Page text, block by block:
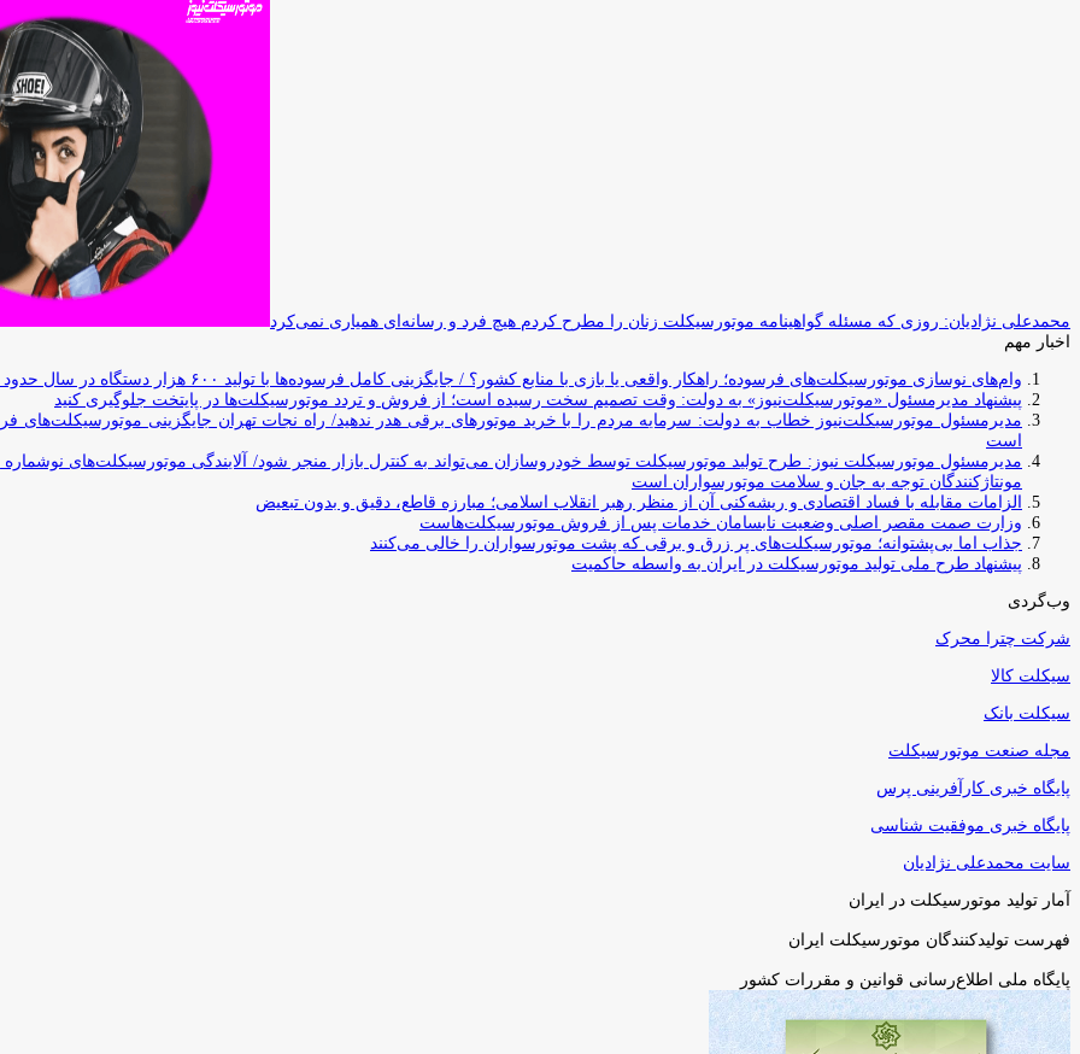
محمدعلی نژادیان: روزی که مسئله گواهینامه موتورسیکلت زنان را مطرح کردم هیچ فرد و رسانه‌ای همیاری نمی‌کرد
اخبار مهم
وام‌های نوسازی موتورسیکلت‌های فرسوده؛ راهکار واقعی یا بازی با منابع کشور؟ / جایگزینی کامل فرسوده‌ها با تولید ۶۰۰ هزار دستگاه در سال حدود ۱۹ سال طول می‌کشد
پیشنهاد مدیرمسئول «موتورسیکلت‌نیوز» به دولت: وقت تصمیم سخت رسیده است؛ از فروش و تردد موتورسیکلت‌ها در پایتخت جلوگیری کنید
مدیرمسئول موتورسیکلت‌نیوز خطاب به دولت: سرمایه مردم را با خرید موتورهای برقی هدر ندهید/ راه نجات تهران جایگزینی موتورسیکلت‌های
است
مدیرمسئول موتورسیکلت نیوز: طرح تولید موتورسیکلت توسط خودروسازان می‌تواند به کنترل بازار منجر شود/ آلایندگی موتورسیکلت‌های
مونتاژکنندگان توجه به جان و سلامت موتورسواران است
الزامات مقابله با فساد اقتصادی و ریشه‌کنی آن از منظر رهبر انقلاب اسلامی؛ مبارزه قاطع، دقیق و بدون تبعیض
وزارت صمت مقصر اصلی وضعیت نابسامان خدمات پس از فروش موتورسیکلت‌هاست
جذاب اما بی‌پشتوانه؛ موتورسیکلت‌های پر زرق‌ و برقی که پشت موتورسواران را خالی می‌کنند
پیشنهاد طرح ملی تولید موتورسیکلت در ایران به واسطه حاکمیت
وب‌گردی
شرکت چترا محرک
سیکلت کالا
سیکلت بانک
مجله صنعت موتورسیکلت
پایگاه خبری کارآفرینی پرس
پایگاه خبری موفقیت شناسی
سایت محمدعلی نژادیان
آمار تولید موتورسیکلت در ایران
فهرست تولیدکنندگان موتورسیکلت ایران
پایگاه ملی اطلاع‌رسانی قوانین و مقررات کشور